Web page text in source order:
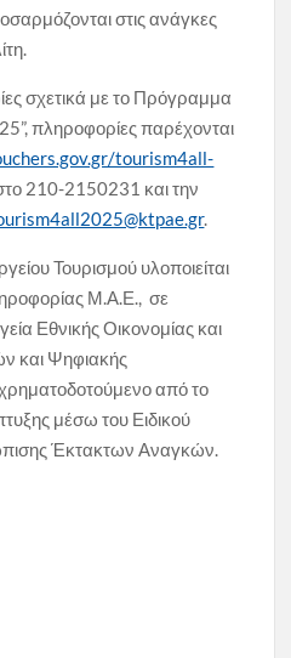
στις ανάγκες
σχετικά με το Πρόγραμμα
πληροφορίες παρέχονται
tourism4all-
210-2150231 και την
.
Τουρισμού υλοποιείται
Μ.Α.Ε., σε
Εθνικής Οικονομίας και
και Ψηφιακής
από το
μέσω του Ειδικού
Έκτακτων Αναγκών.